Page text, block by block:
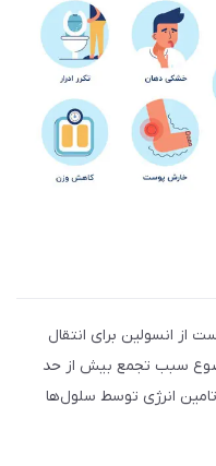
از انسولین برای انتقال
سبب تجمع بیش از حد
انرژی توسط سلول‌ها